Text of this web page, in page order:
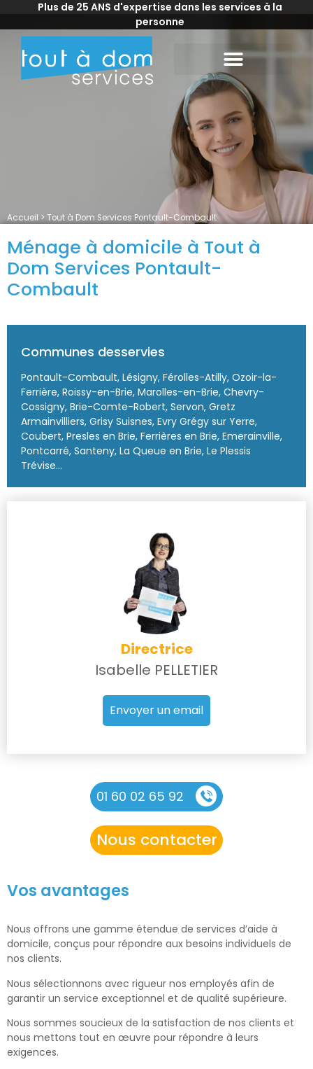
Plus de 25 ANS d'expertise dans les services à la
personne
Accueil > Tout à Dom Services Pontault-Combault
Ménage à domicile à Tout à
Dom Services Pontault-
Combault
Communes desservies
Pontault-Combault, Lésigny, Férolles-Atilly, Ozoir-la-
Ferrière, Roissy-en-Brie, Marolles-en-Brie, Chevry-
Cossigny, Brie-Comte-Robert, Servon, Gretz
Armainvilliers, Grisy Suisnes, Evry Grégy sur Yerre,
Coubert, Presles en Brie, Ferrières en Brie, Emerainville,
Pontcarré, Santeny, La Queue en Brie, Le Plessis
Trévise...
Directrice
Isabelle PELLETIER
Envoyer un email
01 60 02 65 92
Nous contacter
Vos avantages
Nous offrons une gamme étendue de services d’aide à
domicile, conçus pour répondre aux besoins individuels de
nos clients.
Nous sélectionnons avec rigueur nos employés afin de
garantir un service exceptionnel et de qualité supérieure.
Nous sommes soucieux de la satisfaction de nos clients et
nous mettons tout en œuvre pour répondre à leurs
exigences.